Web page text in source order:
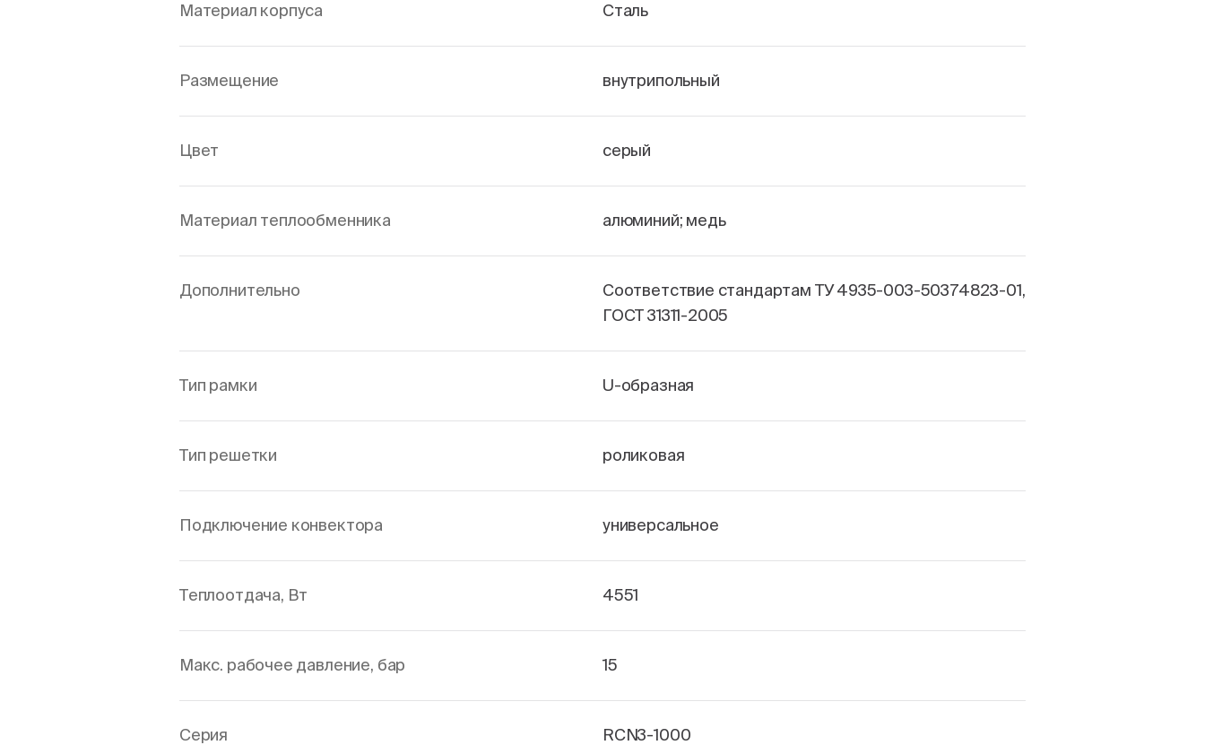
Материал корпуса Сталь
Размещение внутрипольный
Цвет серый
Материал теплообменника алюминий; медь
Дополнительно
Соответствие стандартам ТУ 4935-003-50374823-01,
ГОСТ 31311-2005
Тип рамки U-образная
Тип решетки роликовая
Подключение конвектора универсальное
Теплоотдача, Вт 4551
Макс. рабочее давление, бар 15
Серия RCN3-1000